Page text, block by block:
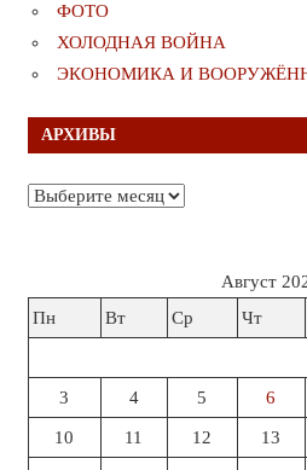
ФОТО
ХОЛОДНАЯ ВОЙНА
ЭКОНОМИКА И
АРХИВЫ
Архивы
Август
Пн
Вт Ср Чт
3 4 5 6
10 11 12 13